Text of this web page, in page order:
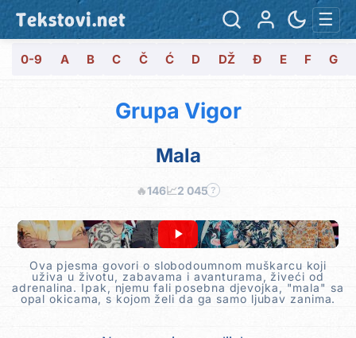
Tekstovi.net ☰
0-9 A B C Č Ć D DŽ Đ E F G
Grupa Vigor
Mala
🔥146📈2 045 ?
Ova pjesma govori o slobodoumnom muškarcu koji
uživa u životu, zabavama i avanturama, živeći od
adrenalina. Ipak, njemu fali posebna djevojka, "mala" sa
opal okicama, s kojom želi da ga samo ljubav zanima.